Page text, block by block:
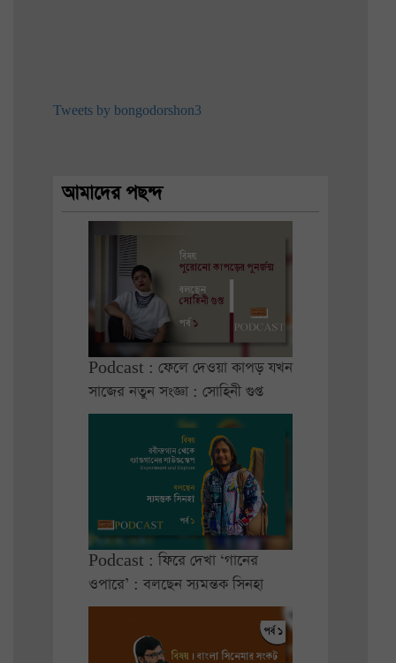
Tweets by bongodorshon3
আমাদের পছন্দ
Podcast : ফেলে দেওয়া কাপড় যখন
সাজের নতুন সংজ্ঞা : সোহিনী গুপ্ত
Podcast : ফিরে দেখা ‘গানের
ওপারে’ : বলছেন স্যমন্তক সিনহা